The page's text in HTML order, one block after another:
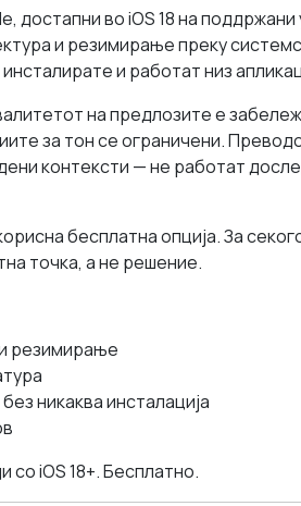
достапни во iOS 18 на поддржани
и резимирање преку
и работат низ
на предлозите е
за тон се ограничени.
контексти — не работат
бесплатна опција. За
точка, а не решение.
резимирање
никаква инсталација
со iOS 18+. Бесплатно.